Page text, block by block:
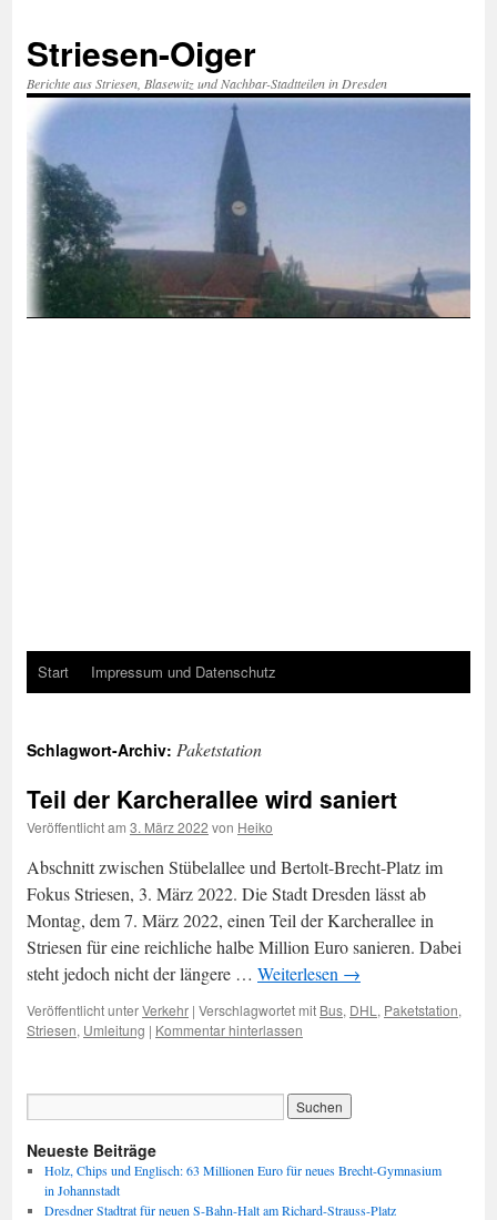
springen
Striesen-Oiger
Berichte aus Striesen, Blasewitz und Nachbar-Stadtteilen in Dresden
Start Impressum und Datenschutz
Schlagwort-Archiv: Paketstation
Teil der Karcherallee wird saniert
Veröffentlicht am 3. März 2022 von Heiko
Abschnitt zwischen Stübelallee und Bertolt-Brecht-Platz im
Fokus Striesen, 3. März 2022. Die Stadt Dresden lässt ab
Montag, dem 7. März 2022, einen Teil der Karcherallee in
Striesen für eine reichliche halbe Million Euro sanieren. Dabei
steht jedoch nicht der längere … Weiterlesen →
Veröffentlicht unterVerkehr | Verschlagwortet mit Bus, DHL , Paketstation,
Striesen, Umleitung | Kommentar hinterlassen
Neueste Beiträge
Holz, Chips und Englisch: 63 Millionen Euro für neues Brecht-Gymnasium
in Johannstadt
Dresdner Stadtrat für neuen S-Bahn-Halt am Richard-Strauss-Platz